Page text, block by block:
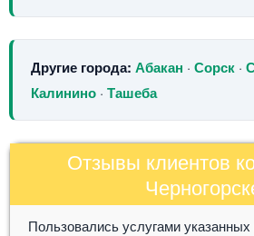
Другие города: Абакан · Сорск ·
Калинино · Ташеба
Отзывы клиентов
Пользовались услугами